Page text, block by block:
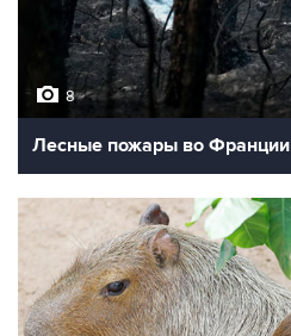
8
Лесные пожары во Франции